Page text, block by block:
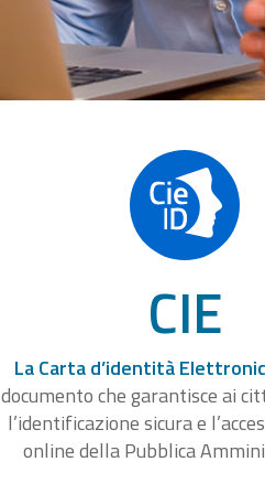
CIE
La Carta d’identità
documento che garantisce ai
l’identificazione sicura e
online della Pubblica